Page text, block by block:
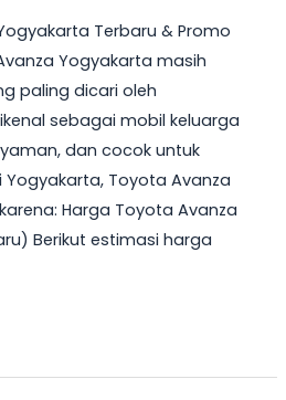
Terbaru & Promo
Yogyakarta masih
paling dicari oleh
sebagai mobil keluarga
dan cocok untuk
Toyota Avanza
Harga Toyota Avanza
Berikut estimasi harga